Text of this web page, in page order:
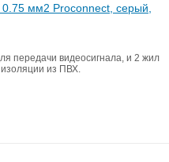
мм2 Proconnect, серый,
передачи видеосигнала, и 2 жил
из ПВХ.